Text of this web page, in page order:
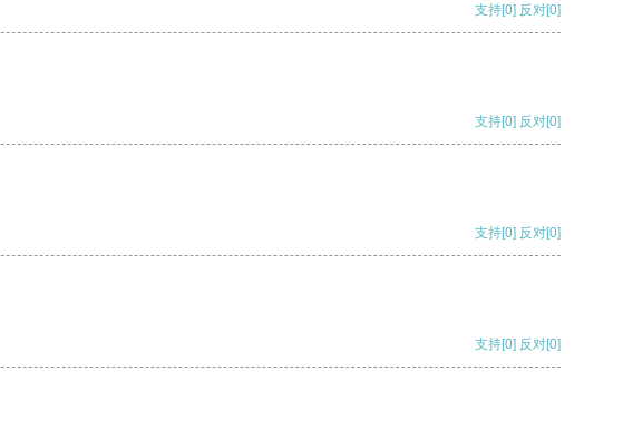
支持[0] 反对[0]
支持[0] 反对[0]
支持[0] 反对[0]
支持[0] 反对[0]